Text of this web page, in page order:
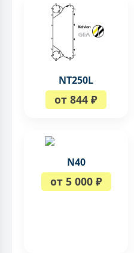
NT250L
от 844 ₽
N40
от 5 000 ₽